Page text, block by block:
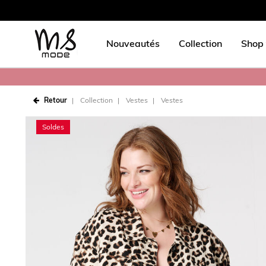
Nouveautés Collection
Retour Collection Vestes Vestes
Soldes